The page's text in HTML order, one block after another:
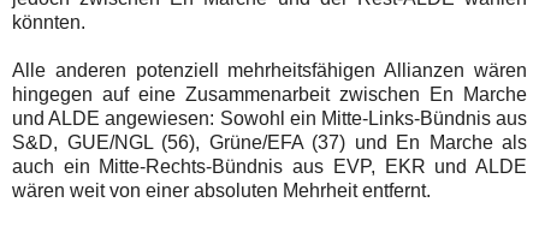
könnten.
Alle anderen potenziell mehrheitsfähigen Allianzen wären
hingegen auf eine Zusammenarbeit zwischen En Marche
und ALDE angewiesen: Sowohl ein Mitte-Links-Bündnis aus
S&D, GUE/NGL (56), Grüne/EFA (37) und En Marche als
auch ein Mitte-Rechts-Bündnis aus EVP, EKR und ALDE
wären weit von einer absoluten Mehrheit entfernt.